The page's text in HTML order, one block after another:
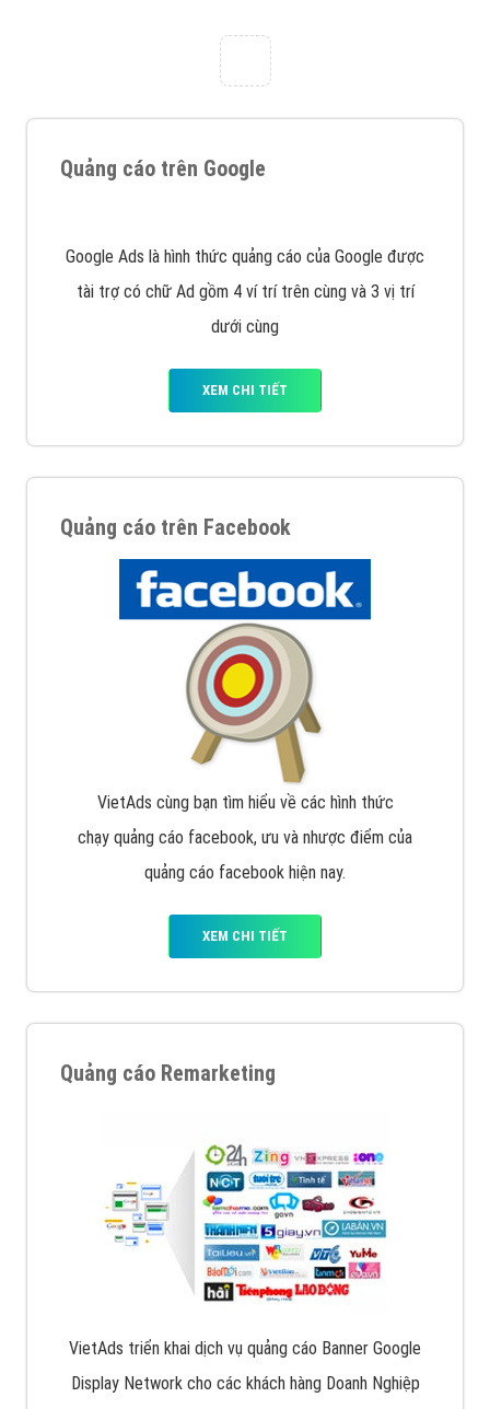
triển Website cho doanh nghiệp mình
chừ hãy nhấc máy lên và gọi ngay cho chúng tôi theo
support@vietadsgroup.vnđể được tư vấn chuyên
bạn!
Quảng cáo trên Google
Google Ads là hình thức quảng cáo của Google được
tài trợ có chữ Ad gồm 4 ví trí trên cùng và 3 vị trí
dưới cùng
Quảng cáo trên Facebook
VietAds cùng bạn tìm hiểu về các hình thức
chạy quảng cáo facebook, ưu và nhược điểm của
quảng cáo facebook hiện nay.